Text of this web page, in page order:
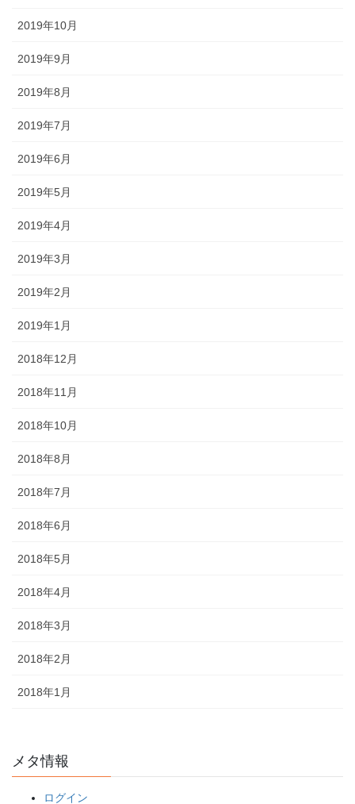
2019年10月
2019年9月
2019年8月
2019年7月
2019年6月
2019年5月
2019年4月
2019年3月
2019年2月
2019年1月
2018年12月
2018年11月
2018年10月
2018年8月
2018年7月
2018年6月
2018年5月
2018年4月
2018年3月
2018年2月
2018年1月
メタ情報
ログイン